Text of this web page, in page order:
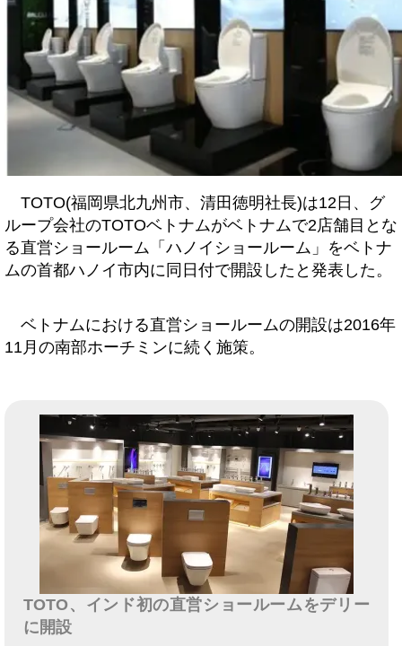
TOTO(福岡県北九州市、清田徳明社長)は12日、グ
ループ会社のTOTOベトナムがベトナムで2店舗目とな
る直営ショールーム「ハノイショールーム」をベトナ
ムの首都ハノイ市内に同日付で開設したと発表した。
ベトナムにおける直営ショールームの開設は2016年
11月の南部ホーチミンに続く施策。
TOTO、インド初の直営ショールームをデリー
に開設